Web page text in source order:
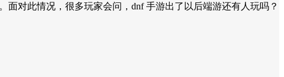
对此情况，很多玩家会问，dnf 手游出了以后端游还有人玩吗？